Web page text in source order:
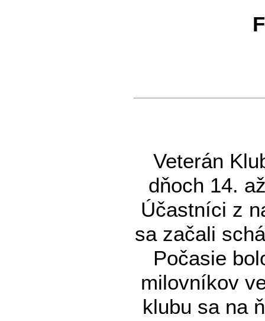
Veterán
dňoch 14.
Účastníci z
sa začali
Počasie
milovníkov
klubu sa na